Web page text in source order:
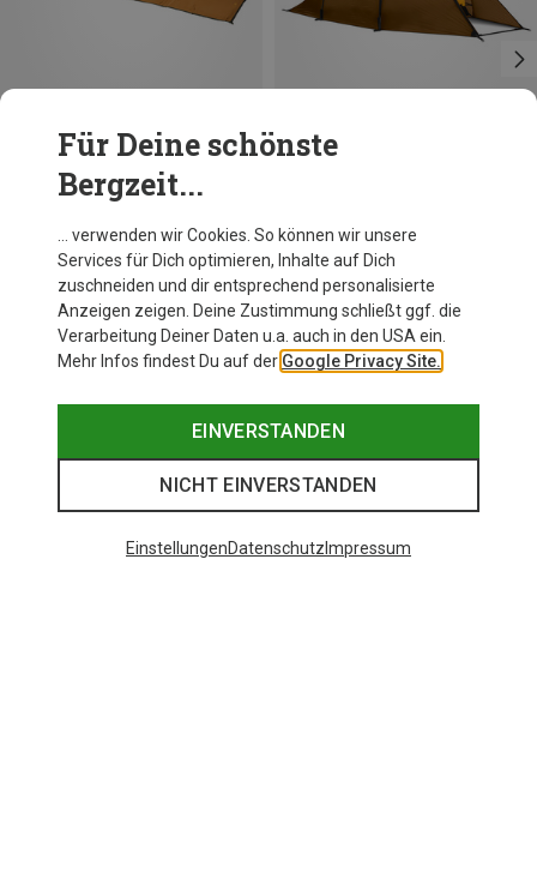
Du sparst 14%
Hilleberg
Nallo 3 Zelt
1.254,95 €
Für Deine schönste
Bergzeit...
… verwenden wir Cookies. So können wir unsere
Services für Dich optimieren, Inhalte auf Dich
zuschneiden und dir entsprechend personalisierte
Anzeigen zeigen. Deine Zustimmung schließt ggf. die
Verarbeitung Deiner Daten u.a. auch in den USA ein.
Mehr Infos findest Du auf der Google Privacy Site.
EINVERSTANDEN
NICHT EINVERSTANDEN
EinstellungenDatenschutz Impressum